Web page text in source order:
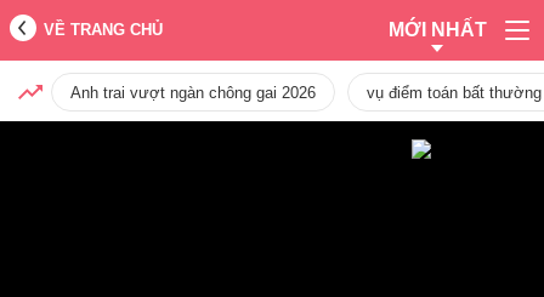
VỀ TRANG CHỦ MỚI NHẤT
Anh trai vượt ngàn chông gai 2026 vụ điểm toán bất